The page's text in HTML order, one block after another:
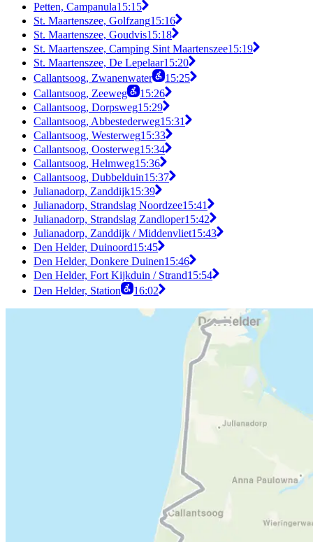
Petten, Campanula15:15
St. Maartenszee, Golfzang15:16
St. Maartenszee, Goudvis15:18
St. Maartenszee, Camping Sint Maartenszee15:19
St. Maartenszee, De Lepelaar15:20
Callantsoog, Zwanenwater
15:25
Callantsoog, Zeeweg
15:26
Callantsoog, Dorpsweg15:29
Callantsoog, Abbestederweg15:31
Callantsoog, Westerweg15:33
Callantsoog, Oosterweg15:34
Callantsoog, Helmweg15:36
Callantsoog, Dubbelduin15:37
Julianadorp, Zanddijk15:39
Julianadorp, Strandslag Noordzee15:41
Julianadorp, Strandslag Zandloper15:42
Julianadorp, Zanddijk / Middenvliet15:43
Den Helder, Duinoord15:45
Den Helder, Donkere Duinen15:46
Den Helder, Fort Kijkduin / Strand15:54
Den Helder, Station
16:02